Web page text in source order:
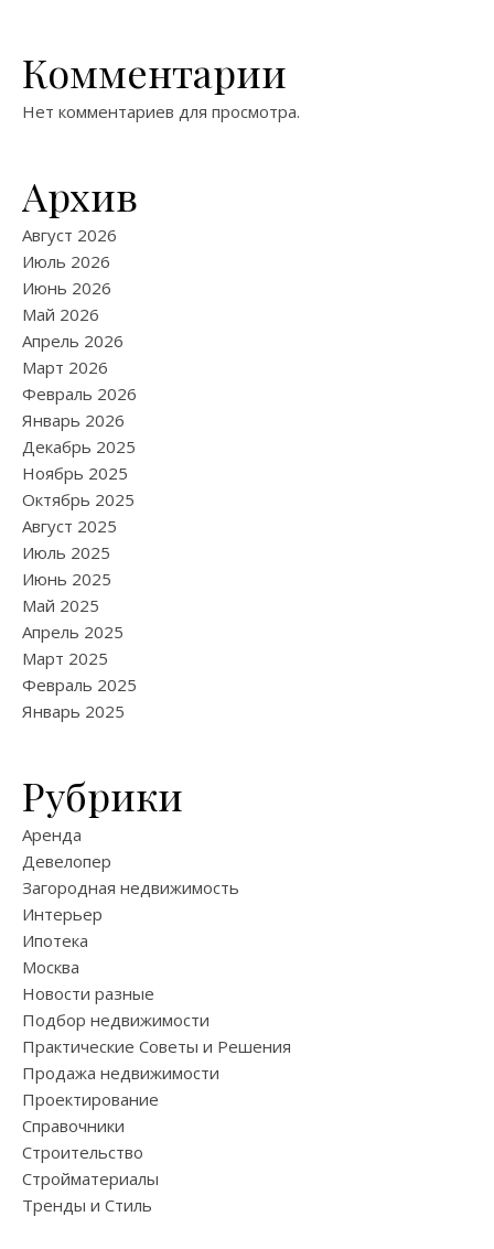
Комментарии
Нет комментариев для просмотра.
Архив
Август 2026
Июль 2026
Июнь 2026
Май 2026
Апрель 2026
Март 2026
Февраль 2026
Январь 2026
Декабрь 2025
Ноябрь 2025
Октябрь 2025
Август 2025
Июль 2025
Июнь 2025
Май 2025
Апрель 2025
Март 2025
Февраль 2025
Январь 2025
Рубрики
Аренда
Девелопер
Загородная недвижимость
Интерьер
Ипотека
Москва
Новости разные
Подбор недвижимости
Практические Советы и Решения
Продажа недвижимости
Проектирование
Справочники
Строительство
Стройматериалы
Тренды и Стиль